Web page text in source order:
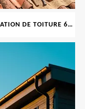
RÉPARATION DE TOITURE 69 RHONE, TUILES CASSÉES OU ABIMÉES